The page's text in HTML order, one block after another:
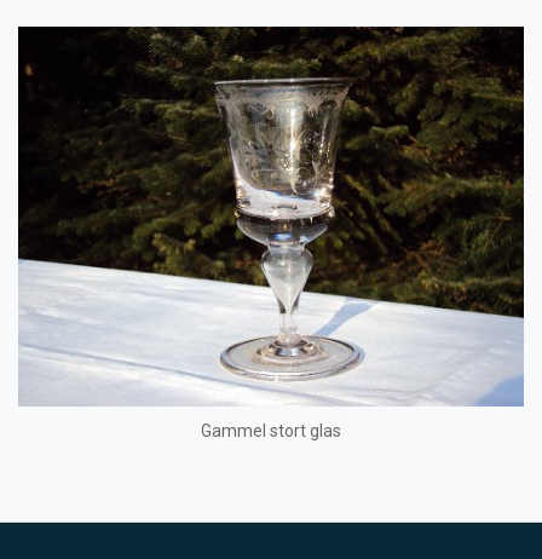
Gammel stort glas